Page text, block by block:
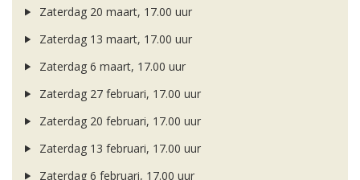
Zaterdag 20 maart, 17.00 uur
Zaterdag 13 maart, 17.00 uur
Zaterdag 6 maart, 17.00 uur
Zaterdag 27 februari, 17.00 uur
Zaterdag 20 februari, 17.00 uur
Zaterdag 13 februari, 17.00 uur
Zaterdag 6 februari, 17.00 uur